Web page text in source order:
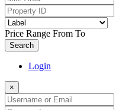
Price Range From To
Search
Login
×